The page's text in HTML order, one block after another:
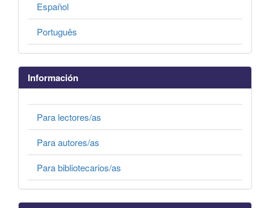
Español
Português
Información
Para lectores/as
Para autores/as
Para bibliotecarios/as